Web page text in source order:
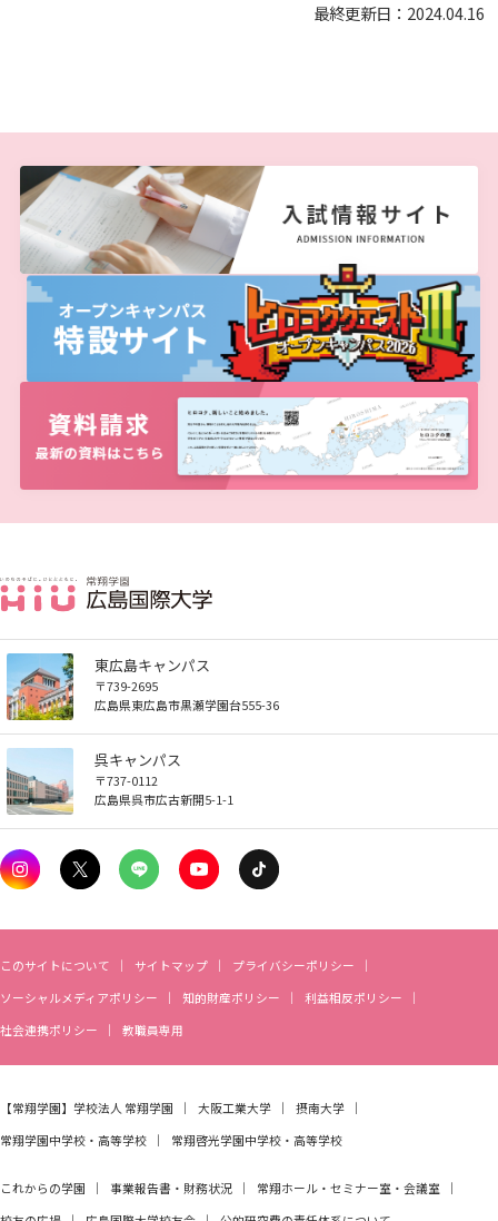
電子ブック・電子ジャーナルなど
学外からのつかいかた
看護師・保健師国家試験対策
活動とイベント
利用講習会
学生図書委員の活動
図書館だより『Library News』
お知らせ
自然災害時等の図書館の閉館について
広国ポータルサイト
広国LMS
最終更新日：2024.04.16
東広島キャンパス
〒739-2695
広島県東広島市黒瀬学園台555-36
呉キャンパス
〒737-0112
広島県呉市広古新開5-1-1
このサイトについて サイトマップ
プライバシーポリシー
ソーシャルメディアポリシー
知的財産ポリシー
利益相反ポリシー
社会連携ポリシー
教職員専用
【常翔学園】 学校法人 常翔学園 大阪工業大学
摂南大学
常翔学園中学校・高等学校
常翔啓光学園中学校・高等学校
これからの学園 事業報告書・財務状況
常翔ホール・セミナー室・会議室